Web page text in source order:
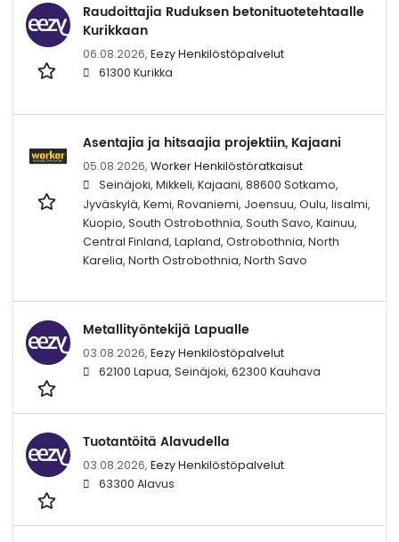
Raudoittajia Ruduksen betonituotetehtaalle
Kurikkaan
06.08.2026, Eezy Henkilöstöpalvelut
61300 Kurikka
Asentajia ja hitsaajia projektiin, Kajaani
05.08.2026, Worker Henkilöstöratkaisut
Seinäjoki, Mikkeli, Kajaani, 88600 Sotkamo,
Jyväskylä, Kemi, Rovaniemi, Joensuu, Oulu, Iisalmi,
Kuopio, South Ostrobothnia, South Savo, Kainuu,
Central Finland, Lapland, Ostrobothnia, North
Karelia, North Ostrobothnia, North Savo
Metallityöntekijä Lapualle
03.08.2026, Eezy Henkilöstöpalvelut
62100 Lapua, Seinäjoki, 62300 Kauhava
Tuotantöitä Alavudella
03.08.2026, Eezy Henkilöstöpalvelut
63300 Alavus